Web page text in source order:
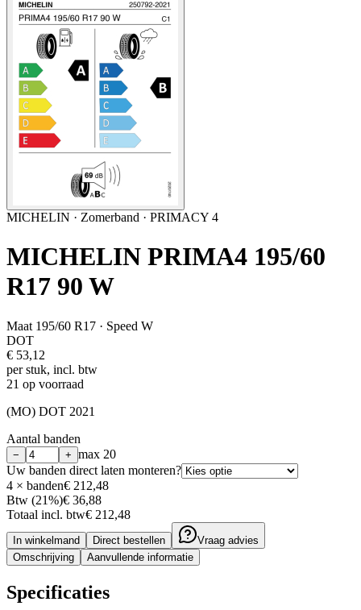
MICHELIN · Zomerband · PRIMACY 4
MICHELIN PRIMA4 195/60
R17 90 W
Maat 195/60 R17 · Speed W
DOT
€ 53,12
per stuk, incl. btw
21 op voorraad
(MO) DOT 2021
Aantal banden
− + max 20
Uw banden direct laten monteren?
4 × banden€ 212,48
Btw (21%)€ 36,88
Totaal incl. btw€ 212,48
In winkelmand Direct bestellen
Vraag advies
Omschrijving
Aanvullende informatie
Specificaties